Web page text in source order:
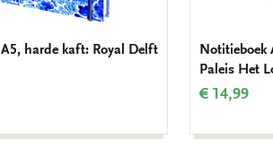
harde kaft: Royal Delft
Notitieboek
Paleis Het
€ 14,99